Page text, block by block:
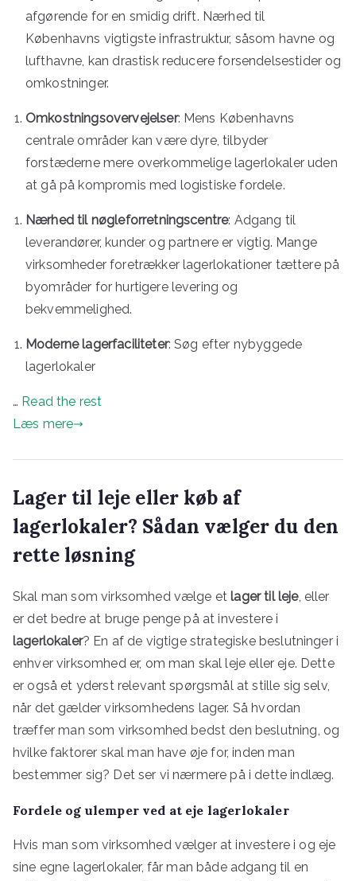
afgørende for en smidig drift. Nærhed til
Københavns vigtigste infrastruktur, såsom havne og
lufthavne, kan drastisk reducere forsendelsestider og
omkostninger.
Omkostningsovervejelser: Mens Københavns
centrale områder kan være dyre, tilbyder
forstæderne mere overkommelige lagerlokaler uden
at gå på kompromis med logistiske fordele.
Nærhed til nøgleforretningscentre: Adgang til
leverandører, kunder og partnere er vigtig. Mange
virksomheder foretrækker lagerlokationer tættere på
byområder for hurtigere levering og
bekvemmelighed.
Moderne lagerfaciliteter: Søg efter nybyggede
lagerlokaler
… Read the rest
Læs mere
Lager til leje eller køb af
lagerlokaler? Sådan vælger du den
rette løsning
Skal man som virksomhed vælge etlager til leje, eller
er det bedre at bruge penge på at investere i
lagerlokaler? En af de vigtige strategiske beslutninger i
enhver virksomhed er, om man skal leje eller eje. Dette
er også et yderst relevant spørgsmål at stille sig selv,
når det gælder virksomhedens lager. Så hvordan
træffer man som virksomhed bedst den beslutning, og
hvilke faktorer skal man have øje for, inden man
bestemmer sig? Det ser vi nærmere på i dette indlæg.
Fordele og ulemper ved at eje lagerlokaler
Hvis man som virksomhed vælger at investere i og eje
sine egne lagerlokaler, får man både adgang til en